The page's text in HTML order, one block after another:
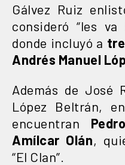
Gálvez Ruiz
consideró “les
donde incluyó a
Andrés Manuel
Además de José
López Beltrán,
encuentran
Amílcar Olán,
“El Clan”.